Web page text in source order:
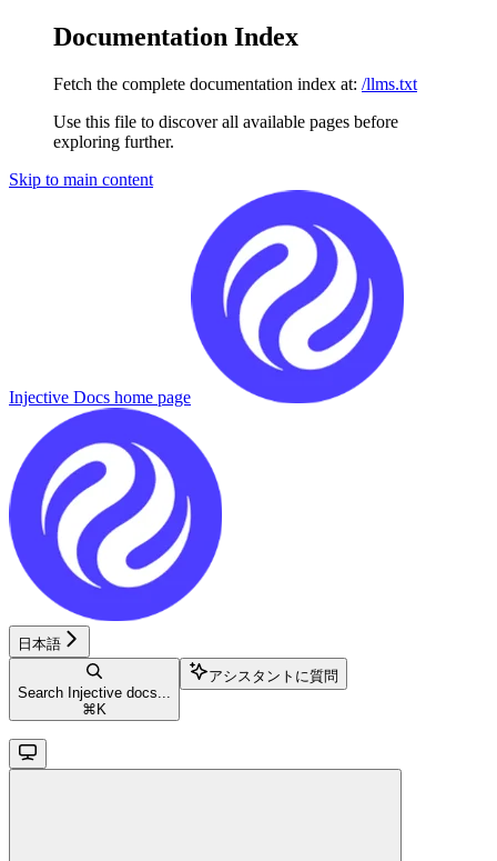
Documentation Index
Fetch the complete documentation index at: /llms.txt
Use this file to discover all available pages before
exploring further.
Skip to main content
Injective Docs home page
日本語
Search Injective docs...
⌘ K
アシスタントに質問